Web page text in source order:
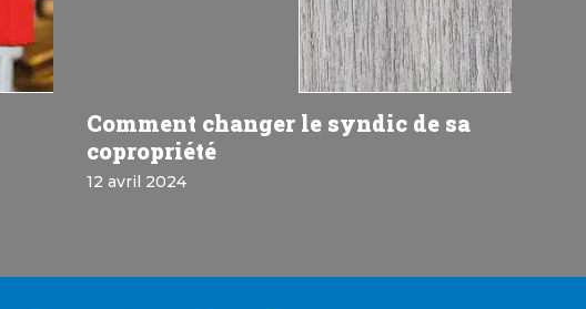
Comment changer le syndic de sa
copropriété
12 avril 2024